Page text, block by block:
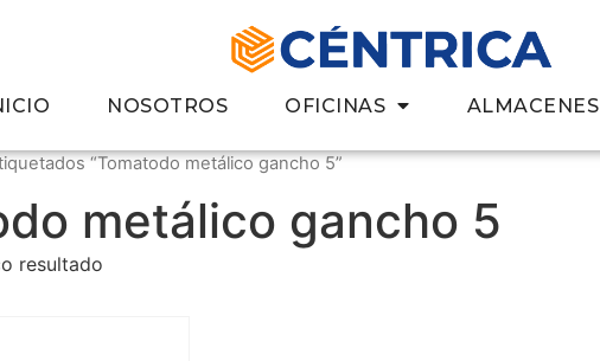
NOSOTROS OFICINAS ALMACENES
“Tomatodo metálico gancho 5”
metálico gancho 5
resultado